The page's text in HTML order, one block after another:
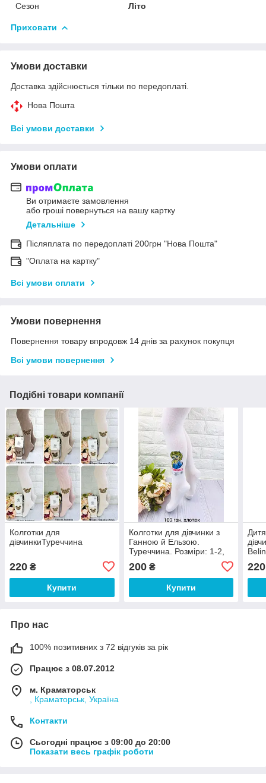
Сезон
Літо
Приховати
Умови доставки
Доставка здійснюється тільки по передоплаті.
Нова Пошта
Всі умови доставки
Умови оплати
Ви отримаєте замовлення
або гроші повернуться на вашу картку
Детальніше
Післяплата по передоплаті 200грн "Нова Пошта"
"Оплата на картку"
Всі умови оплати
Умови повернення
Повернення товару впродовж 14 днів за рахунок покупця
Всі умови повернення
Подібні товари компанії
Колготки для
дівчинкиТуреччина
220 ₴
Купити
Колготки для дівчинки з
Ганною й Ельзою.
Туреччина. Розміри: 1-2,
200₴
Купити
220
Про нас
100% позитивних з 72 відгуків за рік
Працює з 08.07.2012
м. Краматорськ
, Краматорськ, Україна
Контакти
Сьогодні працює з 09:00 до 20:00
Показати весь графік роботи